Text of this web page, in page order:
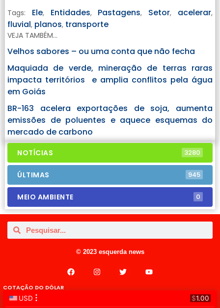
Tags: Ele, Entidades, Pastagens, Setor, acelerar,
fluvial, planos, transporte
VEJA TAMBÉM...
Velhos sabores – ou uma conta que não fecha
Maquiada de verde, mineração de terras raras
impacta territórios e amplia conflitos pela água
em Goiás
BR-163 acelera exportações de soja, aumenta
emissões de poluentes e aquece esquemas do
mercado de carbono
NOTÍCIAS 3280
ÚLTIMAS 945
MEIO AMBIENTE 0
© 2023 esquerda news
COTAÇÃO DO DÓLAR